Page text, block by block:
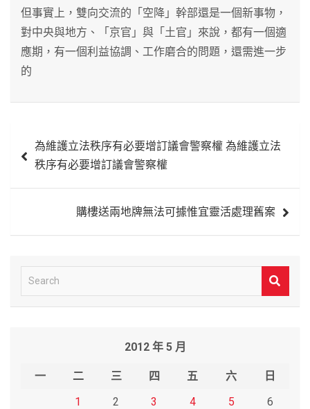
但事實上，雙向交流的「空降」幹部還是一個新事物，
對中央與地方、「京官」與「土官」來說，都有一個適
應期，有一個利益協調、工作磨合的問題，還需進一步
的
章 為維護立法秩序有必要增訂議會警察權 為維護立法
秩序有必要增訂議會警察權
購樓送兩地牌無法可據惟宜靈活處理舊案
e
2012 年 5 月
一 二 三 四 五 六
日
1
2 3 4 5
6